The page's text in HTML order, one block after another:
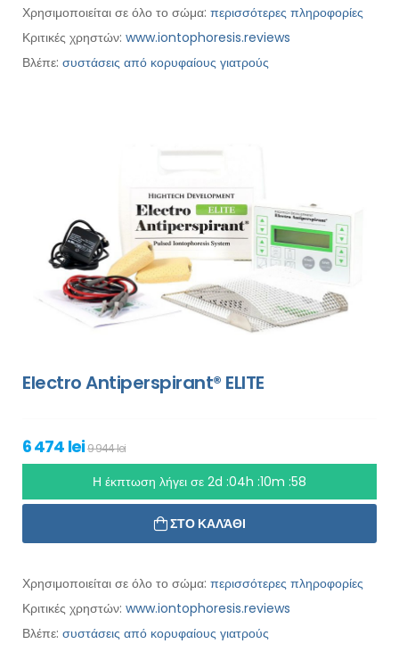
Χρησιμοποιείται σε όλο το σώμα: περισσότερες πληροφορίες
Κριτικές χρηστών: www.iontophoresis.reviews
Βλέπε: συστάσεις από κορυφαίους γιατρούς
Electro Antiperspirant® ELITE
6 474 lei9 944 lei
Η έκπτωση λήγει σε 2d :04h :10m :56
ΣΤΟ ΚΑΛΆΘΙ
Χρησιμοποιείται σε όλο το σώμα: περισσότερες πληροφορίες
Κριτικές χρηστών: www.iontophoresis.reviews
Βλέπε: συστάσεις από κορυφαίους γιατρούς